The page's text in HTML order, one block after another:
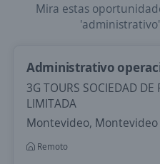
Mira estas
Administrativo
3G TOURS SOCIEDAD DE
LIMITADA
Montevideo, Montevideo
Remoto